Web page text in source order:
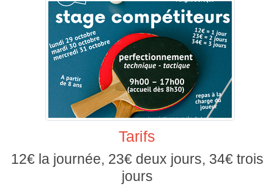
Tarifs
12€ la journée, 23€ deux jours, 34€ trois
jours